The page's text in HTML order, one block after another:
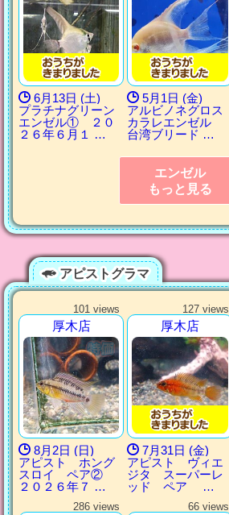
6月13日 (土)
プラチナグリーン
エンゼル① ２０
２６年６月１ …
5月1日 (金)
アルビノネグロス
カラレエンゼル
台湾ブリード …
エンゼル
もっと見る
アピストグラマ
101 views
厚木店
8月2日 (日)
アピスト ホング
スロイ ペア②
２０２６年７ …
127 views
厚木店
7月31日 (金)
アピスト ヴィエ
ジタ スーパーレ
ッド ペア …
286 views 66 views